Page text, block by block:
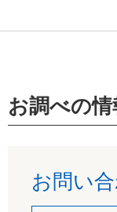
お調べの
お問い